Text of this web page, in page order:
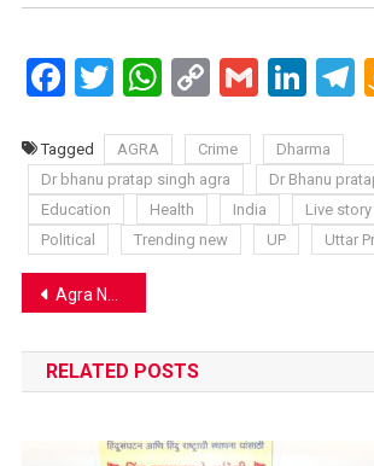
Facebook
Twitter
WhatsApp
CopyGmail
Tagged AGRA Crime
Dharma
Dr bhanu pratap singh agra
Dr Bhanu
Education
Health India Live
Political
Trending new UP Uttar
Post
navigation
Agra News: AC ब्लास्ट से होटल में लगी भीषण आग, चार कमरे जल कर खाक, फायर NOC न होने पर कार्यवाई की तैयारी
RELATED POSTS